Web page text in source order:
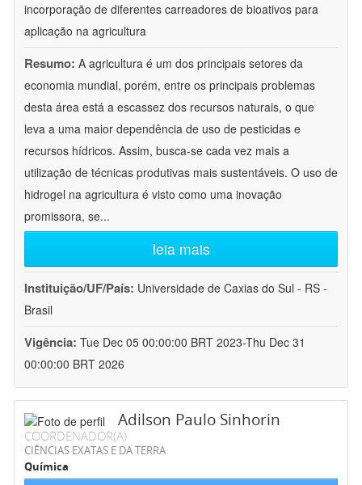
incorporação de diferentes carreadores de bioativos para
aplicação na agricultura
Resumo: A agricultura é um dos principais setores da
economia mundial, porém, entre os principais problemas
desta área está a escassez dos recursos naturais, o que
leva a uma maior dependência de uso de pesticidas e
recursos hídricos. Assim, busca-se cada vez mais a
utilização de técnicas produtivas mais sustentáveis. O uso de
hidrogel na agricultura é visto como uma inovação
promissora, se...
leia mais
Instituição/UF/País: Universidade de Caxias do Sul - RS -
Brasil
Vigência: Tue Dec 05 00:00:00 BRT 2023-Thu Dec 31
00:00:00 BRT 2026
Adilson Paulo Sinhorin
COORDENADOR(A)
CIÊNCIAS EXATAS E DA TERRA
Química